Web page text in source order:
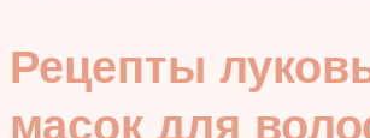
Рецепты
масок для